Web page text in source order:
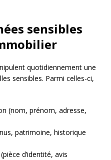
sensibles
quotidiennement une
sensibles. Parmi celles-ci,
(nom, prénom, adresse,
patrimoine, historique
d’identité, avis